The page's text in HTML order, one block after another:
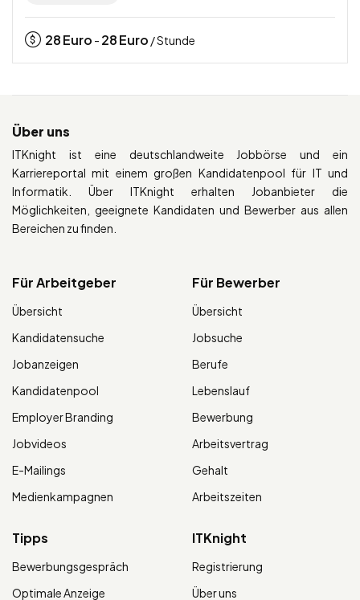
28Euro - 28Euro / Stunde
Über uns
ITKnight ist eine deutschlandweite Jobbörse und ein
Karriereportal mit einem großen Kandidatenpool für IT und
Informatik. Über ITKnight erhalten Jobanbieter die
Möglichkeiten, geeignete Kandidaten und Bewerber aus allen
Bereichen zu finden.
Für Arbeitgeber
Übersicht
Kandidatensuche
Jobanzeigen
Kandidatenpool
Employer Branding
Jobvideos
E-Mailings
Medienkampagnen
Für Bewerber
Übersicht
Jobsuche
Berufe
Lebenslauf
Bewerbung
Arbeitsvertrag
Gehalt
Arbeitszeiten
Tipps
Bewerbungsgespräch
Optimale Anzeige
ITKnight
Registrierung
Über uns